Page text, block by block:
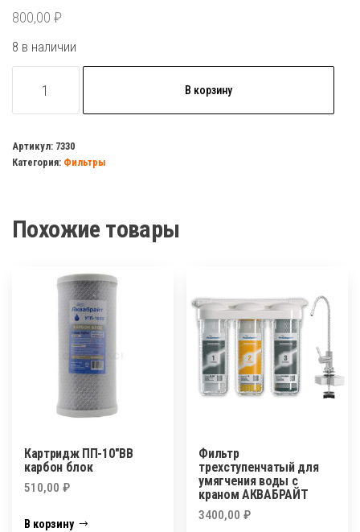
800,00 ₽
8 в наличии
товара
магистральный
10"
10SL
В корзину
Артикул: 7330
Категория: Фильтры
Похожие товары
Картридж ПП-10″BB
карбон блок
510,00 ₽
В корзину
Фильтр
трехступенчатый для
умягчения воды с
краном АКВАБРАЙТ
3400,00₽